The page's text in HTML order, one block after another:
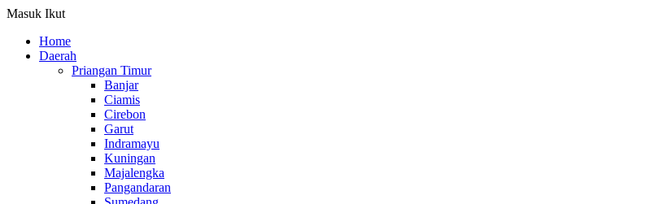
Masuk Ikut
Home
Daerah
Priangan Timur
Banjar
Ciamis
Cirebon
Garut
Indramayu
Kuningan
Majalengka
Pangandaran